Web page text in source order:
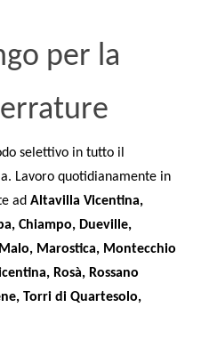
per la
selettivo in tutto il
Lavoro quotidianamente in
adAltavilla Vicentina,
Chiampo, Dueville,
Marostica, Montecchio
Rosà, Rossano
Torri di Quartesolo,